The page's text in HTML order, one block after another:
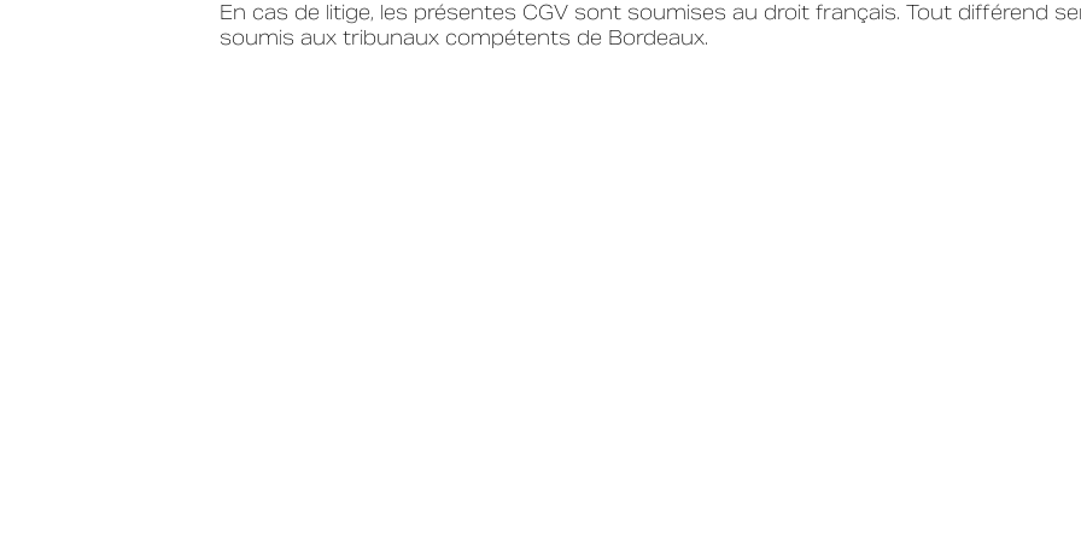
En cas de litige, les présentes CGV sont soumises au droit français. Tout différend
soumis aux tribunaux compétents de Bordeaux.